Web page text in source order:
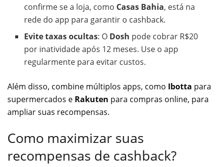
confirme se a loja, como Casas Bahia, está na
rede do app para garantir o cashback.
Evite taxas ocultas: O Dosh pode cobrar R$20
por inatividade após 12 meses. Use o app
regularmente para evitar custos.
Além disso, combine múltiplos apps, como Ibotta para
supermercados e Rakuten para compras online, para
ampliar suas recompensas.
Como maximizar suas
recompensas de cashback?